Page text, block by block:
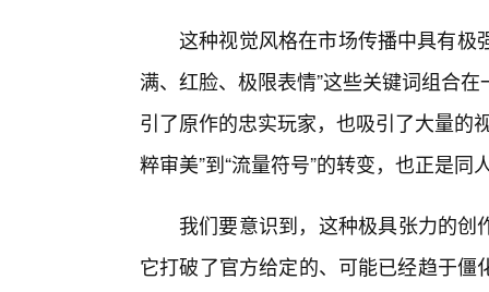
这种视觉风格在市场传播中具有极
满、红脸、极限表情”这些关键词组合
引了原作的忠实玩家，也吸引了大量的
粹审美”到“流量符号”的转变，也正是
我们要意识到，这种极具张力的
它打破了官方给定的、可能已经趋于